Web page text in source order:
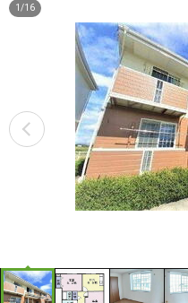
1 /16